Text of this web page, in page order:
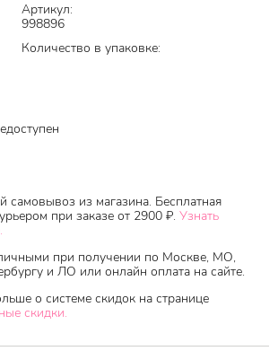
Артикул:
998896
Количество в упаковке:
самовывоз из магазина. Бесплатная
при заказе от 2900 ₽. Узнать
при получении по Москве, МО,
и ЛО или онлайн оплата на сайте.
о системе скидок на странице
скидки.